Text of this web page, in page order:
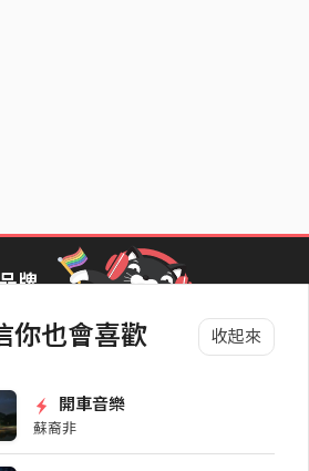
你也會喜歡 收起來
開車音樂
蘇裔非
牌
Awards 街聲音樂獎
吹音樂
派歌
簡單生活節